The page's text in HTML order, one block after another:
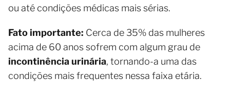
ou até condições médicas mais sérias.
Fato importante: Cerca de 35% das mulheres
acima de 60 anos sofrem com algum grau de
incontinência urinária, tornando-a uma das
condições mais frequentes nessa faixa etária.